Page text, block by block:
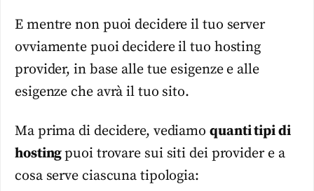
E mentre non puoi decidere il tuo server
ovviamente puoi decidere il tuo hosting
provider, in base alle tue esigenze e alle
esigenze che avrà il tuo sito.
Ma prima di decidere, vediamo quanti tipi di
hostingpuoi trovare sui siti dei provider e a
cosa serve ciascuna tipologia: